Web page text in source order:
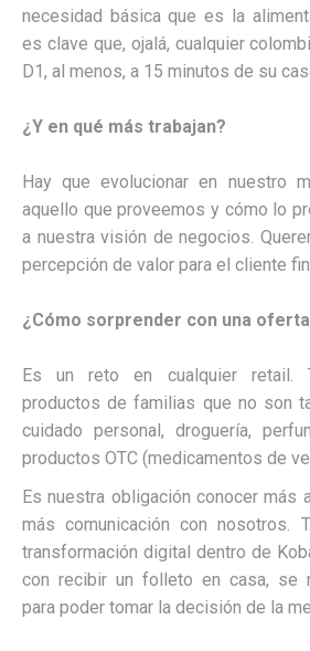
necesidad básica que es la
es clave que, ojalá, cualquier
D1, al menos, a 15 minutos de su
¿Y en qué más trabajan?
Hay que evolucionar en nuestro
aquello que proveemos y cómo lo
a nuestra visión de negocios.
percepción de valor para el cliente
¿Cómo sorprender con una
Es un reto en cualquier retail.
productos de familias que no son
cuidado personal, droguería,
productos OTC (medicamentos de
Es nuestra obligación conocer más
más comunicación con nosotros.
transformación digital dentro de
con recibir un folleto en casa, se
para poder tomar la decisión de la